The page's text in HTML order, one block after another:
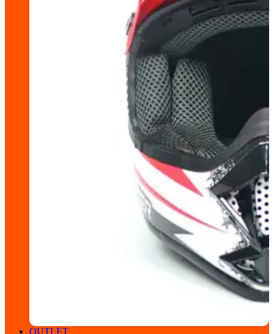
OUTLET